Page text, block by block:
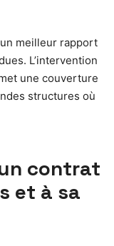
meilleur rapport
L’intervention
une couverture
structures où
contrat
et à sa